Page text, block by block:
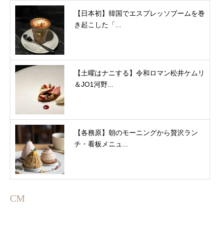
【日本初】韓国でエスプレッソブームを巻
き起こした「...
【土曜はナニする】令和ロマン松井ケムリ
＆JO1河野...
【各務原】朝のモーニングから贅沢ラン
チ・看板メニュ...
CM